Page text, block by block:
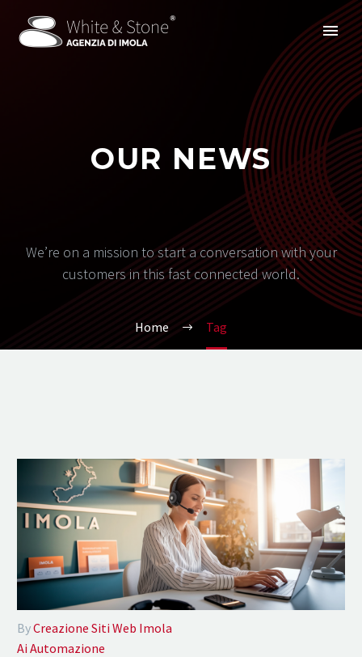
OUR NEWS
We’re on a mission to start a conversation with your
customers in this fast connected world.
Home Tag
ByCreazione Siti Web Imola
Ai Automazione